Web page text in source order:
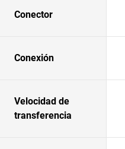
Conector
Conexión
Velocidad de
transferencia